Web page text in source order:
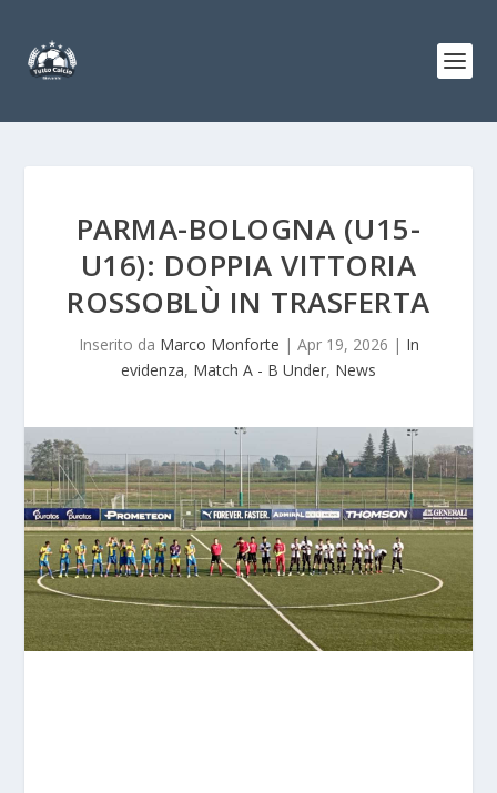
PARMA-BOLOGNA (U15-
U16): DOPPIA VITTORIA
ROSSOBLÙ IN TRASFERTA
Inserito da Marco Monforte | Apr 19, 2026 | In
evidenza, Match A - B Under, News